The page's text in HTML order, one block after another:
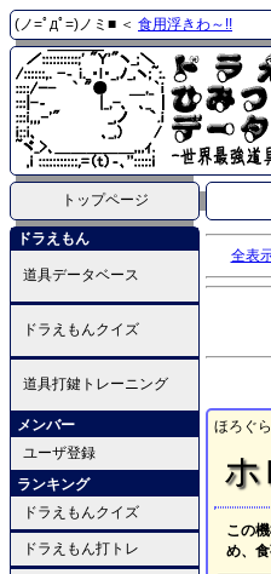
(ノ=ﾟдﾟ=)ノミ■ ＜ 食用浮きわ～!!
トップページ
ドラえもん
道具データベース
ドラえもんクイズ
道具打鍵トレーニング
メンバー
ユーザ登録
ランキング
ドラえもんクイズ
ドラえもん打トレ
全表
ほろぐ
ホ
この
め、食